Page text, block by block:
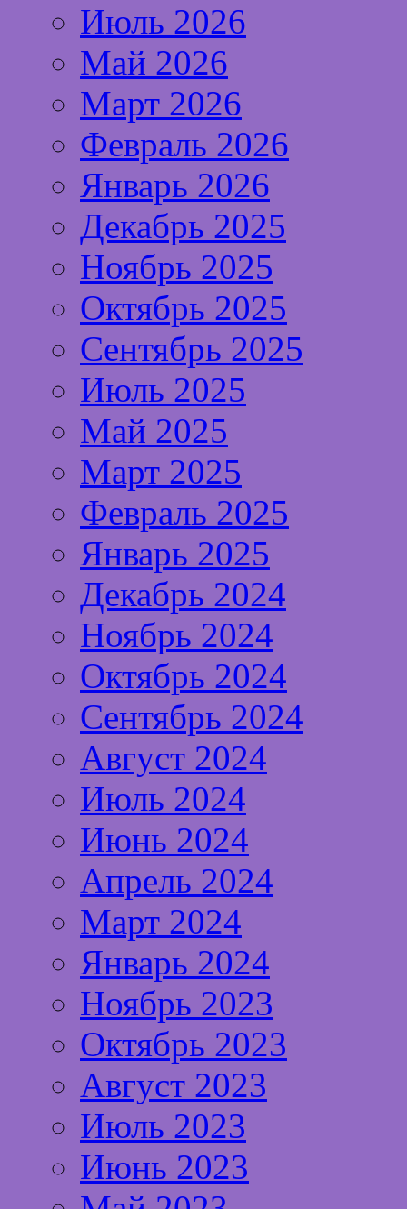
Июль 2026
Май 2026
Март 2026
Февраль 2026
Январь 2026
Декабрь 2025
Ноябрь 2025
Октябрь 2025
Сентябрь 2025
Июль 2025
Май 2025
Март 2025
Февраль 2025
Январь 2025
Декабрь 2024
Ноябрь 2024
Октябрь 2024
Сентябрь 2024
Август 2024
Июль 2024
Июнь 2024
Апрель 2024
Март 2024
Январь 2024
Ноябрь 2023
Октябрь 2023
Август 2023
Июль 2023
Июнь 2023